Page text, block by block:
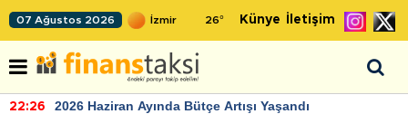
07 Ağustos 2026 26° Künye İletişim
22:26 2026 Haziran Ayında Bütçe Artışı Yaşandı